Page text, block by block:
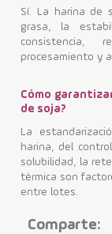
Sí. La harina de
grasa, la
consistencia,
procesamiento y
Cómo
de soja?
La
harina, del
solubilidad, la
térmica son
entre lotes.
Comparte: